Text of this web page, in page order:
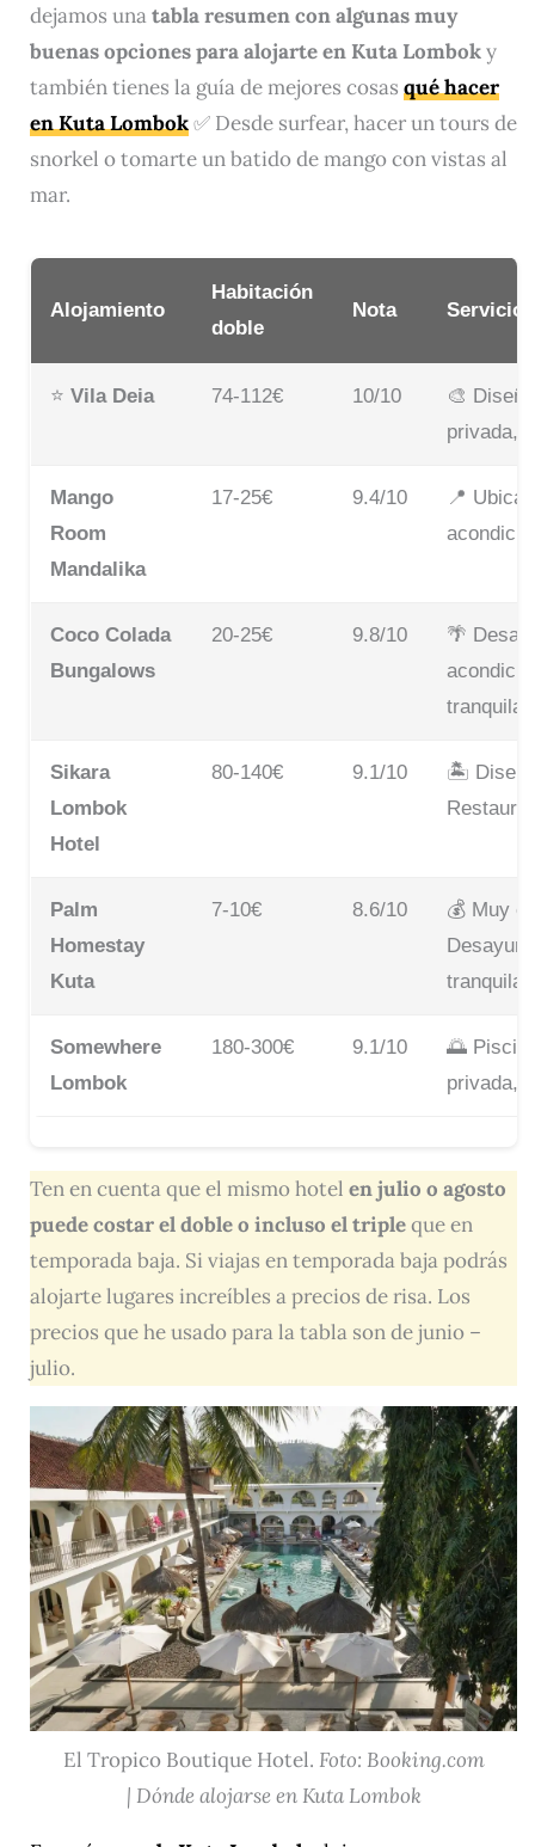
dejamos unatabla resumen con algunas muy
buenas opciones para alojarte en Kuta Lomboky
también tienes la guía de mejores cosas qué hacer
en Kuta Lombok✅ Desde surfear, hacer un tours de
snorkel o tomarte un batido de mango con vistas al
mar.
Alojamiento
Habitación
doble
Nota Servicios
⭐ Vila Deia 74-112€ 10/10
🎨
privada,
Mango
Room
Mandalika
17-25€ 9.4/10
📍
Coco Colada
Bungalows
20-25€ 9.8/10
🌴
tranquila
Sikara
Lombok
Hotel
80-140€ 9.1/10
🏝️
Palm
Homestay
Kuta
7-10€ 8.6/10
💰 Muy
tranquila
Somewhere
Lombok
180-300€ 9.1/10
🌅
privada,
Ten en cuenta que el mismo hotel en julio o agosto
puede costar el doble o incluso el tripleque en
temporada baja. Si viajas en temporada baja podrás
alojarte lugares increíbles a precios de risa. Los
precios que he usado para la tabla son de junio –
julio.
El Tropico Boutique Hotel. Foto: Booking.com
| Dónde alojarse en Kuta Lombok